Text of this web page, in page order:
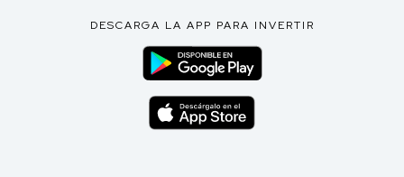
DESCARGA LA APP PARA INVERTIR